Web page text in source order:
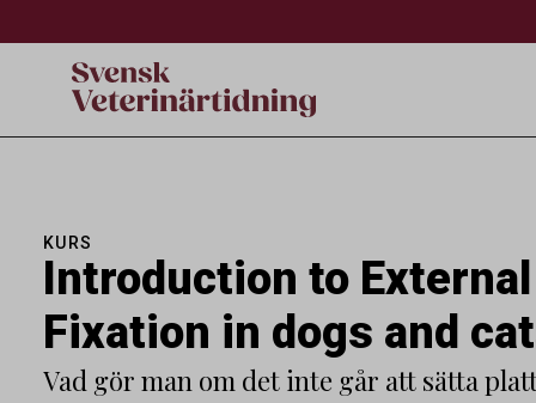
KURS
Introduction to External
Fixation in dogs and
Vad gör man om det inte går att sätta